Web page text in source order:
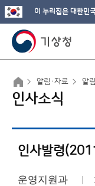
이 누리집은 대한민
알림·자료 알림
인사소식
인사발령
운영지원과